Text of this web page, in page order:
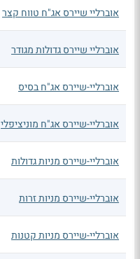
אוברליי שיירס אג"ח טווח קצר
אוברליי שיירס גדולות מגודר
אוברליי-שיירס אג"ח בסיס
אוברליי-שיירס אג"ח מוניציפלי
אוברליי-שיירס מניות גדולות
אוברליי-שיירס מניות זרות
אוברליי-שיירס מניות קטנות